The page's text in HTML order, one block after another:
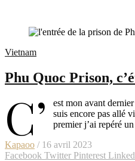
Vietnam
Phu Quoc Prison,
C’
est mon avant
suis encore pas allé
premier j’ai repéré
Kapaoo / 16 avril 2023
Facebook Twitter Pinterest